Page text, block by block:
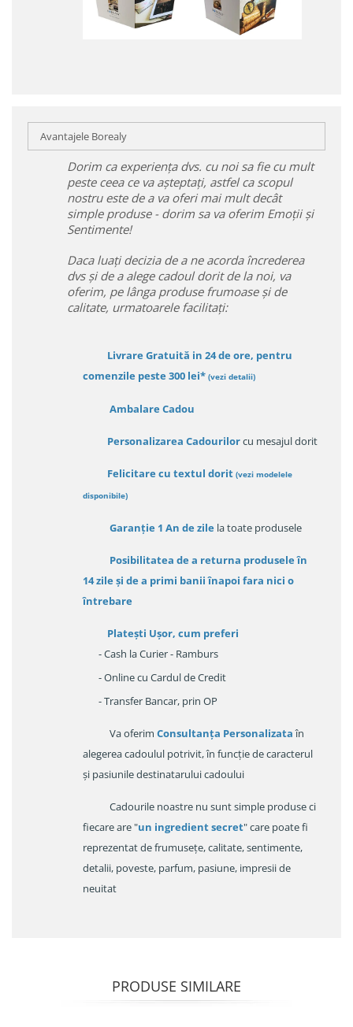
Avantajele Borealy
Dorim ca experiența dvs. cu noi sa fie cu mult
peste ceea ce va așteptați, astfel ca scopul
nostru este de a va oferi mai mult decât
simple produse - dorim sa va oferim Emoții și
Sentimente!
Daca luați decizia de a ne acorda încrederea
dvs și de a alege cadoul dorit de la noi, va
oferim, pe lânga produse frumoase și de
calitate, urmatoarele facilitați:
Livrare Gratuită in 24 de ore, pentru
comenzile peste 300 lei* (vezi detalii)
Ambalare Cadou
Personalizarea Cadourilorcu mesajul dorit
Felicitare cu textul dorit (vezi modelele
disponibile)
Garanție 1 An de zile la toate produsele
Posibilitatea de a returna produsele în
14 zileși de a primi banii înapoi fara nici o
întrebare
Platești Ușor, cum preferi
- Cash la Curier - Ramburs
- Online cu Cardul de Credit
- Transfer Bancar, prin OP
Va oferim Consultanța Personalizataîn
alegerea cadoulul potrivit, în funcție de caracterul
și pasiunile destinatarului cadoului
Cadourile noastre nu sunt simple produse ci
fiecare are "un ingredient secret" care poate fi
reprezentat de frumusețe, calitate, sentimente,
detalii, poveste, parfum, pasiune, impresii de
neuitat
PRODUSE SIMILARE